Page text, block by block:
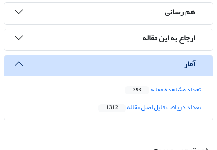
هم رسانی
ارجاع به این مقاله
آمار
تعداد مشاهده مقاله 798
تعداد دریافت فایل اصل مقاله 1,312